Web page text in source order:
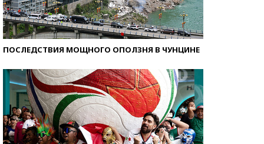
ПОСЛЕДСТВИЯ МОЩНОГО ОПОЛЗНЯ В ЧУНЦИНЕ